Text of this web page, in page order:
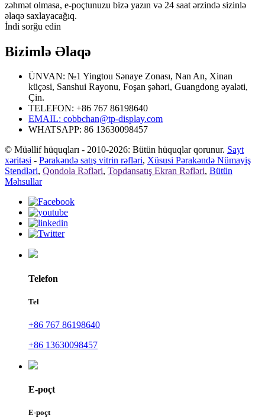
zəhmət olmasa, e-poçtunuzu bizə yazın və 24 saat ərzində sizinlə
əlaqə saxlayacağıq.
İndi sorğu edin
Bizimlə Əlaqə
ÜNVAN: №1 Yingtou Sənaye Zonası, Nan An, Xinan
küçəsi, Sanshui Rayonu, Foşan şəhəri, Guangdong əyaləti,
Çin.
TELEFON: +86 767 86198640
EMAIL: cobbchan@tp-display.com
WHATSAPP: 86 13630098457
© Müəllif hüquqları - 2010-2026: Bütün hüquqlar qorunur. Sayt
xəritəsi - Pərakəndə satış vitrin rəfləri, Xüsusi Pərakəndə Nümayiş
Stendləri, Qondola Rəfləri, Topdansatış Ekran Rəfləri, Bütün
Məhsullar
Telefon
Tel
+86 767 86198640
+86 13630098457
E-poçt
E-poçt